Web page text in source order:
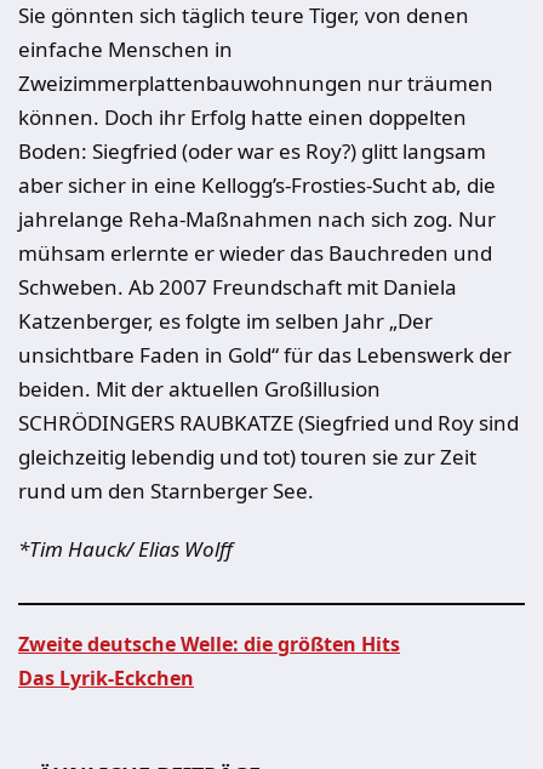
Sie gönnten sich täglich teure Tiger, von denen
einfache Menschen in
Zweizimmerplattenbauwohnungen nur träumen
können. Doch ihr Erfolg hatte einen doppelten
Boden: Siegfried (oder war es Roy?) glitt langsam
aber sicher in eine Kellogg’s-Frosties-Sucht ab, die
jahrelange Reha-Maßnahmen nach sich zog. Nur
mühsam erlernte er wieder das Bauchreden und
Schweben. Ab 2007 Freundschaft mit Daniela
Katzenberger, es folgte im selben Jahr „Der
unsichtbare Faden in Gold“ für das Lebenswerk der
beiden. Mit der aktuellen Großillusion
SCHRÖDINGERS RAUBKATZE (Siegfried und Roy sind
gleichzeitig lebendig und tot) touren sie zur Zeit
rund um den Starnberger See.
*Tim Hauck/ Elias Wolff
Zweite deutsche Welle: die größten Hits
Das Lyrik-Eckchen